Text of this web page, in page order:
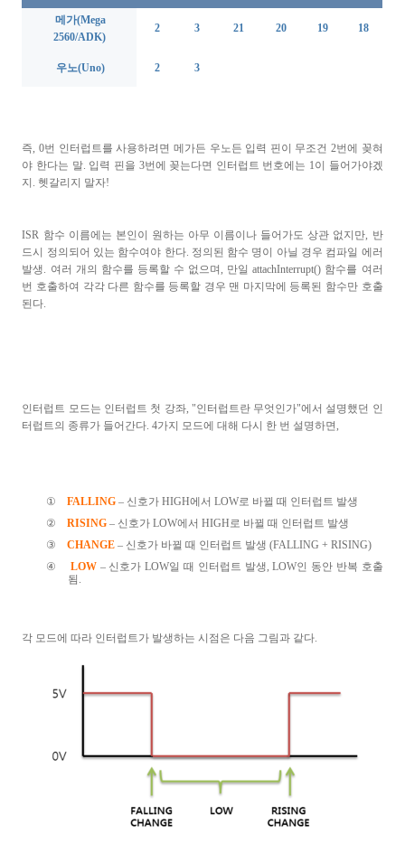
메가(Mega
2560/ADK)
2 3 21 20 19 18
우노(Uno) 2 3
즉, 0번 인터럽트를 사용하려면 메가든 우노든 입력 핀이 무조건 2번에 꽂혀
야 한다는 말. 입력 핀을 3번에 꽂는다면 인터럽트 번호에는 1이 들어가야겠
지. 헷갈리지 말자!
ISR 함수 이름에는 본인이 원하는 아무 이름이나 들어가도 상관 없지만, 반
드시 정의되어 있는 함수여야 한다. 정의된 함수 명이 아닐 경우 컴파일 에러
발생. 여러 개의 함수를 등록할 수 없으며, 만일 attachInterrupt() 함수를 여러
번 호출하여 각각 다른 함수를 등록할 경우 맨 마지막에 등록된 함수만 호출
된다.
인터럽트 모드는 인터럽트 첫 강좌, "인터럽트란 무엇인가"에서 설명했던 인
터럽트의 종류가 들어간다. 4가지 모드에 대해 다시 한 번 설명하면,
① FALLING – 신호가 HIGH에서 LOW로 바뀔 때 인터럽트 발생
②
RISING – 신호가 LOW에서 HIGH로 바뀔 때 인터럽트 발생
③
CHANGE – 신호가 바뀔 때 인터럽트 발생 (FALLING + RISING)
④
LOW– 신호가 LOW일 때 인터럽트 발생, LOW인 동안 반복 호출
됨 .
각 모드에 따라 인터럽트가 발생하는 시점은 다음 그림과 같다.